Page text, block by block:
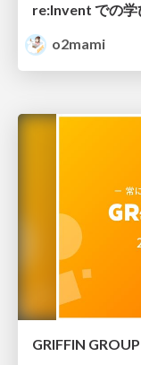
re:Invent での学
o2mami
GRIFFIN